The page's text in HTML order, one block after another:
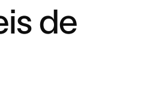
de